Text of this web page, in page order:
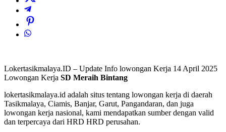
Lokertasikmalaya.ID – Update Info lowongan Kerja 14 April 2025
Lowongan Kerja SD Meraih Bintang
lokertasikmalaya.id adalah situs tentang lowongan kerja di daerah
Tasikmalaya, Ciamis, Banjar, Garut, Pangandaran, dan juga
lowongan kerja nasional, kami mendapatkan sumber dengan valid
dan terpercaya dari HRD HRD perusahan.